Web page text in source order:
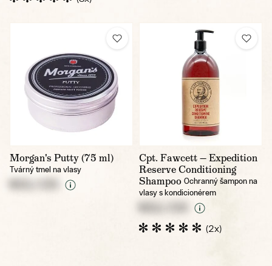
Morgan's Putty (75 ml)
Tvárný tmel na vlasy
Cpt. Fawcett — Expedition
Reserve Conditioning
Shampoo Ochranný šampon na
vlasy s kondicionérem
(2x)